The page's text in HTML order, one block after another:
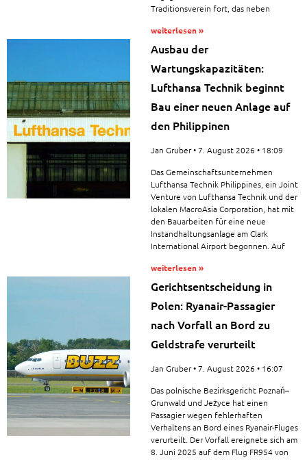
Traditionsverein fort, das neben
weiterlesen »
Ausbau der
Wartungskapazitäten:
Lufthansa Technik beginnt
Bau einer neuen Anlage auf
den Philippinen
Jan Gruber 7. August 2026 18:09
Das Gemeinschaftsunternehmen
Lufthansa Technik Philippines, ein Joint
Venture von Lufthansa Technik und der
lokalen MacroAsia Corporation, hat mit
den Bauarbeiten für eine neue
Instandhaltungsanlage am Clark
International Airport begonnen. Auf
weiterlesen »
Gerichtsentscheidung in
Polen: Ryanair-Passagier
nach Vorfall an Bord zu
Geldstrafe verurteilt
Jan Gruber 7. August 2026 16:07
Das polnische Bezirksgericht Poznań–
Grunwald und Jeżyce hat einen
Passagier wegen fehlerhaften
Verhaltens an Bord eines Ryanair-Fluges
verurteilt. Der Vorfall ereignete sich am
8. Juni 2025 auf dem Flug FR954 von